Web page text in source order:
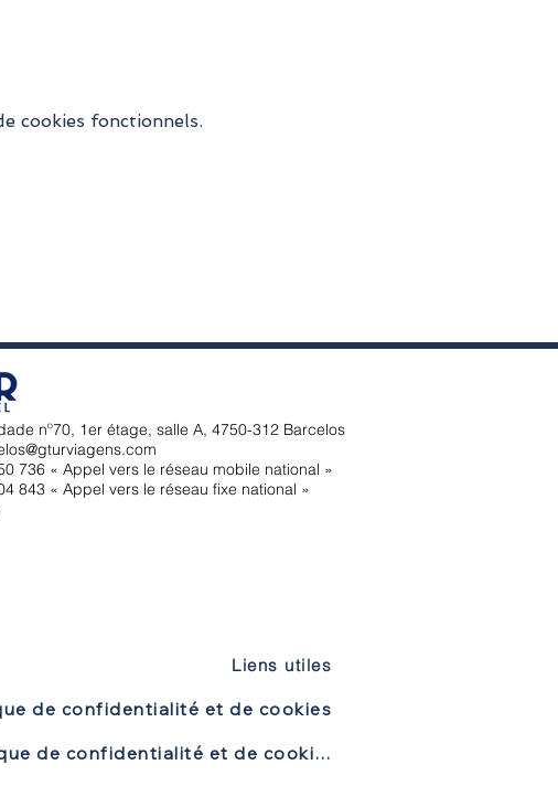
cookies fonctionnels.
nº70, 1er étage, salle A, 4750-312 Barcelos
736 « Appel vers le réseau mobile national »
843 « Appel vers le réseau fixe national »
Liens utiles
de confidentialité et de cookies
Politique de confidentialité et de cookies